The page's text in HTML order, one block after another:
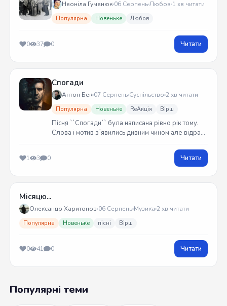
Неоніла Гуменюк 06 СерпеньЛюбов 1 хв читати
Популярна Новеньке Любов
0 37 0 Читати
Спогади
Антон Бек 07 Серпень Суспільство 2 хв читати
Популярна Новеньке ReАкція Вірш
Пісня ``Спогади`` була написана рівно рік тому.
Слова і мотив зʼявились дивним чином але відразу
1 3 0 Читати
Місяцю...
Олександр Харитонов 06 Серпень Музика 2 хв читати
Популярна Новеньке пісні Вірш
0 41 0 Читати
Популярні теми